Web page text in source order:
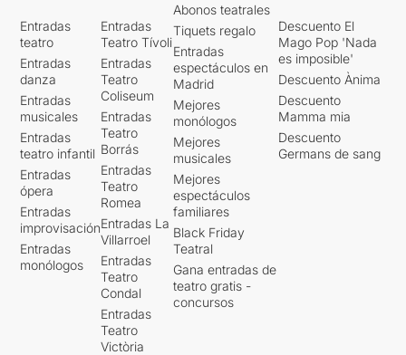
Entradas
teatro
Entradas
danza
Entradas
musicales
Entradas
teatro infantil
Entradas
ópera
Entradas
improvisación
Entradas
monólogos
Entradas
Teatro Tívoli
Entradas
Teatro
Coliseum
Entradas
Teatro
Borrás
Entradas
Teatro
Romea
Entradas La
Villarroel
Entradas
Teatro
Condal
Entradas
Teatro
Victòria
Abonos teatrales
Tiquets regalo
Entradas
espectáculos en
Madrid
Mejores
monólogos
Mejores
musicales
Mejores
espectáculos
familiares
Black Friday
Teatral
Gana entradas de
teatro gratis -
concursos
Descuento El
Mago Pop 'Nada
es imposible'
Descuento Ànima
Descuento
Mamma mia
Descuento
Germans de sang